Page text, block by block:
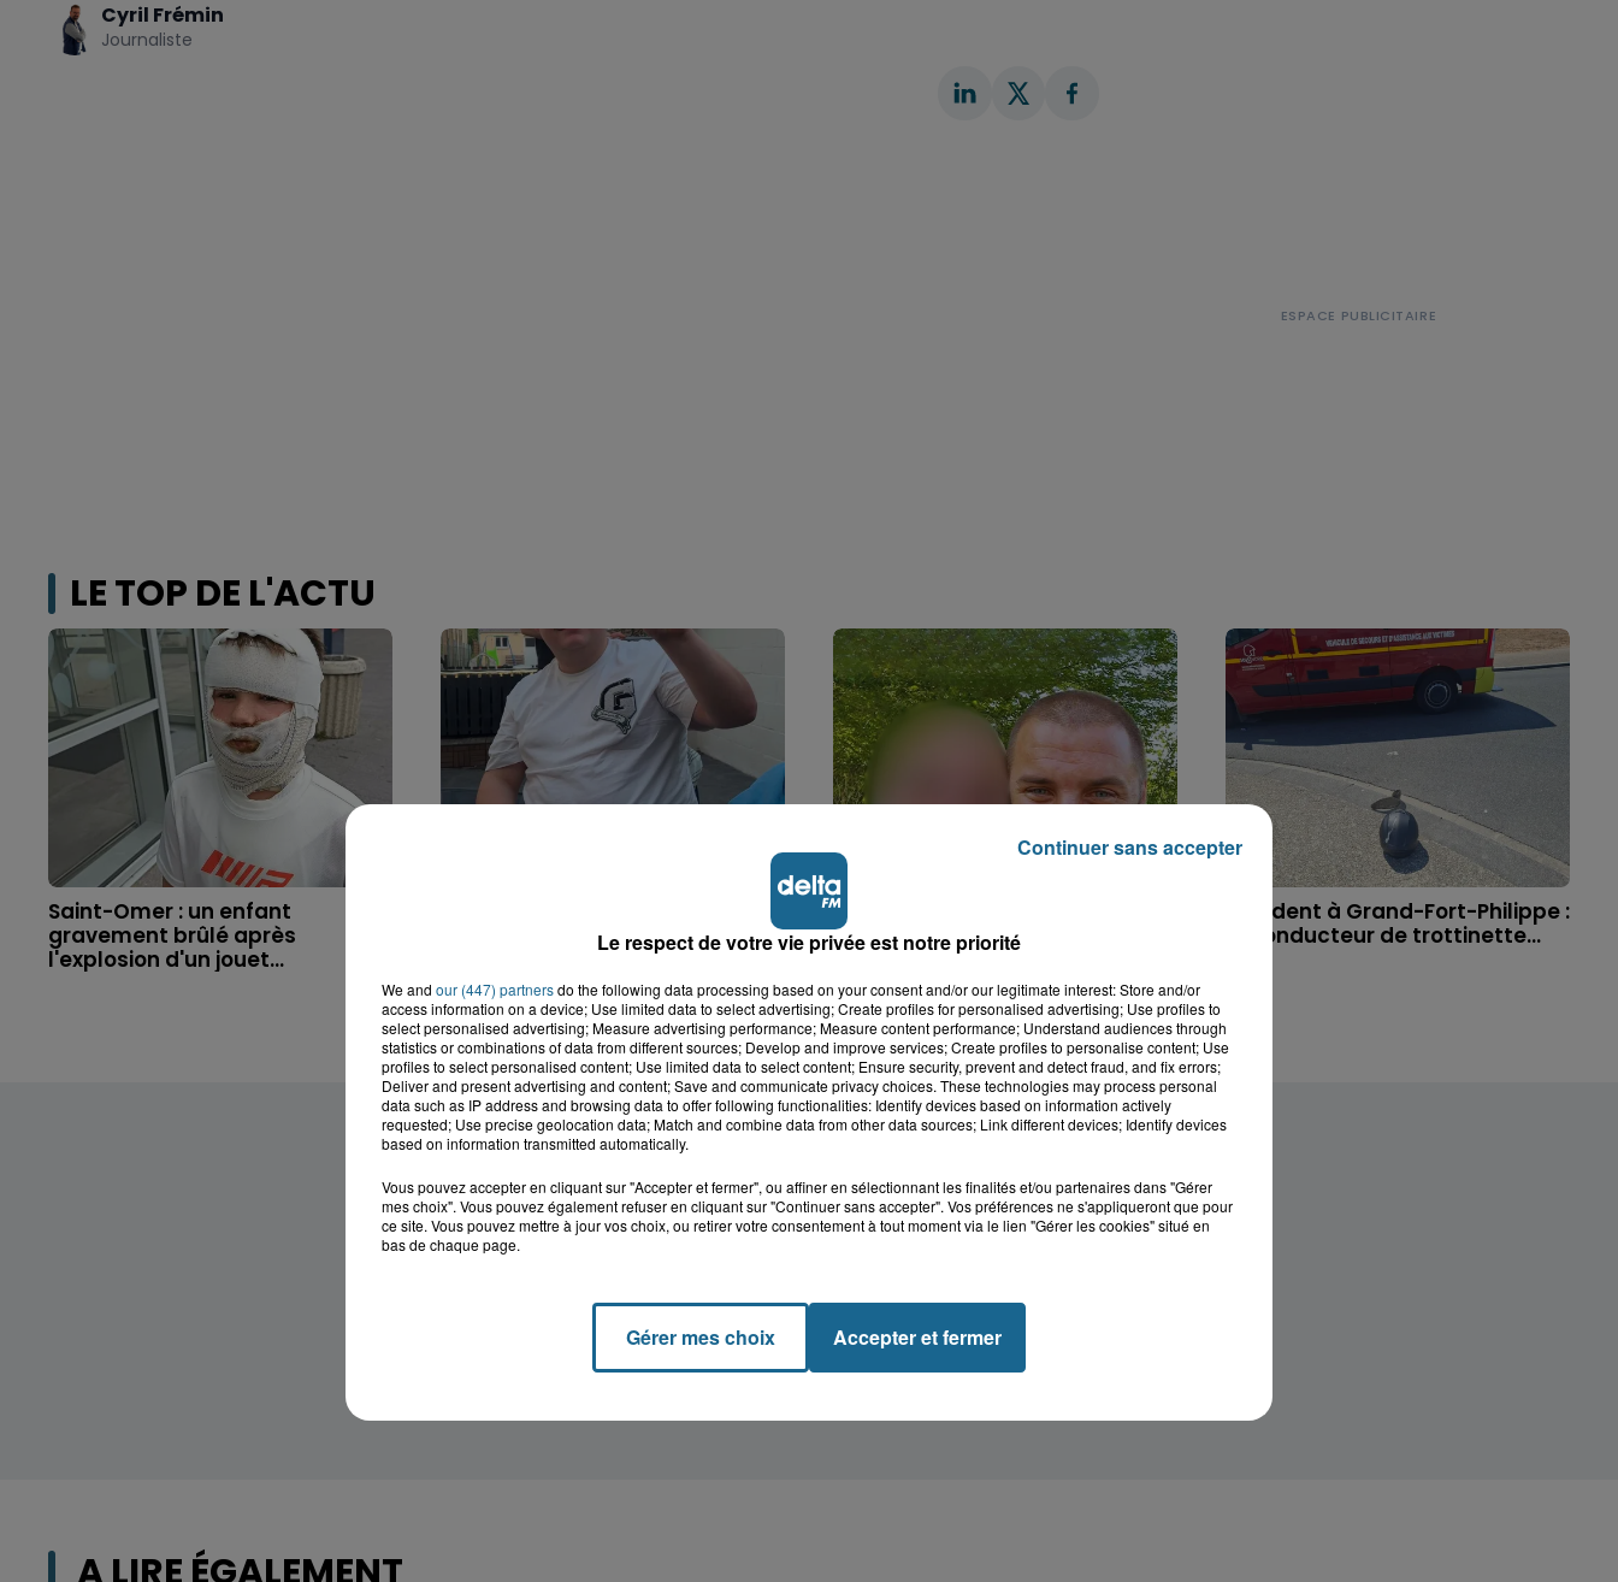
Cyril Frémin
Journaliste
LE TOP DE L'ACTU
Saint-Omer : un enfant
gravement brûlé après
l'explosion d'un jouet...
accident, Lucas s'en est allé
Disparition inquiétante à
Cappelle-la-Grande : Michael,
41 ans...
Accident à Grand-Fort-Philippe :
le conducteur de trottinette...
Le respect de votre vie privée est notre priorité
We and our (447) partnersdo the following data processing based on your consent and/or our legitimate interest: Store and/or
access information on a device; Use limited data to select advertising; Create profiles for personalised advertising; Use profiles to
select personalised advertising; Measure advertising performance; Measure content performance; Understand audiences through
statistics or combinations of data from different sources; Develop and improve services; Create profiles to personalise content; Use
profiles to select personalised content; Use limited data to select content; Ensure security, prevent and detect fraud, and fix errors;
Deliver and present advertising and content; Save and communicate privacy choices. These technologies may process personal
data such as IP address and browsing data to offer following functionalities: Identify devices based on information actively
requested; Use precise geolocation data; Match and combine data from other data sources; Link different devices; Identify devices
based on information transmitted automatically.
Vous pouvez accepter en cliquant sur "Accepter et fermer", ou affiner en sélectionnant les finalités et/ou partenaires dans "Gérer
mes choix". Vous pouvez également refuser en cliquant sur "Continuer sans accepter". Vos préférences ne s'appliqueront que pour
ce site. Vous pouvez mettre à jour vos choix, ou retirer votre consentement à tout moment via le lien "Gérer les cookies" situé en
bas de chaque page.
Gérer mes choix Accepter et fermer
Continuer sans accepter